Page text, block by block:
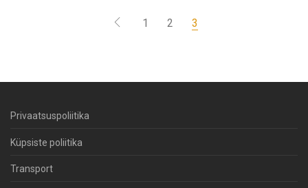
1 2 3
Privaatsuspoliitika
Küpsiste poliitika
Transport